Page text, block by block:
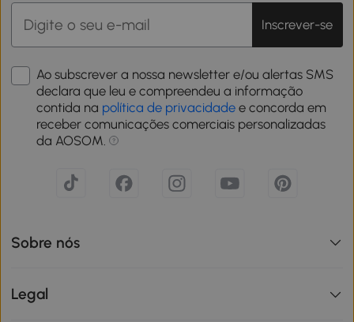
Inscrever-se
Ao subscrever a nossa newsletter e/ou alertas SMS
declara que leu e compreendeu a informação
contida na política de privacidade e concorda em
receber comunicações comerciais personalizadas
da AOSOM.
Sobre nós
Legal